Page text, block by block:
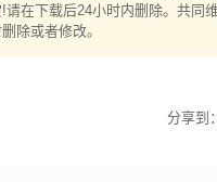
在下载后24小时内删除。共同
除或者修改。
分享到：